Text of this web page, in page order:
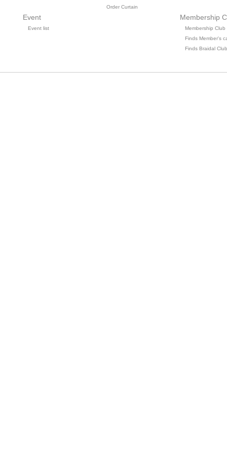
Event
Event list
Order Curtain
Membership
Membership Club
Finds Member's
Finds Braidal Club